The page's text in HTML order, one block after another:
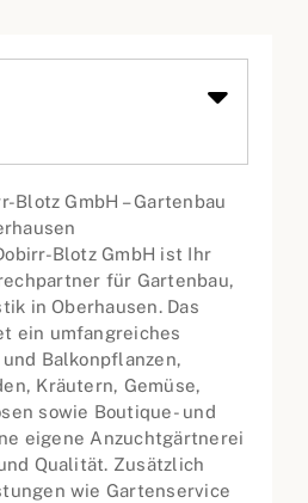
Blotz GmbH – Gartenbau
Blotz GmbH ist Ihr
für Gartenbau,
in Oberhausen. Das
ein umfangreiches
Balkonpflanzen,
Kräutern, Gemüse,
sowie Boutique- und
eigene Anzuchtgärtnerei
Qualität. Zusätzlich
wie Gartenservice